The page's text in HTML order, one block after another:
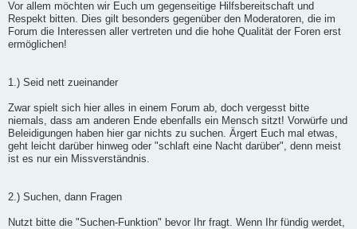
Vor allem möchten wir Euch um gegenseitige Hilfsbereitschaft und
Respekt bitten. Dies gilt besonders gegenüber den Moderatoren, die im
Forum die Interessen aller vertreten und die hohe Qualität der Foren erst
ermöglichen!
1.) Seid nett zueinander
Zwar spielt sich hier alles in einem Forum ab, doch vergesst bitte
niemals, dass am anderen Ende ebenfalls ein Mensch sitzt! Vorwürfe und
Beleidigungen haben hier gar nichts zu suchen. Ärgert Euch mal etwas,
geht leicht darüber hinweg oder "schlaft eine Nacht darüber", denn meist
ist es nur ein Missverständnis.
2.) Suchen, dann Fragen
Nutzt bitte die "Suchen-Funktion" bevor Ihr fragt. Wenn Ihr fündig werdet,